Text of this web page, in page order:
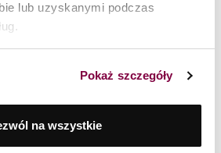
lub uzyskanymi podczas
Pokaż szczegóły
na wszystkie